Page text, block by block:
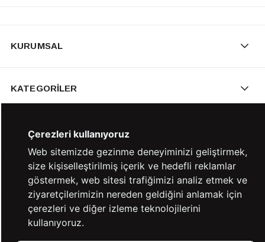
KURUMSAL
KATEGORİLER
YARDIM
BİZE ULAŞIN
HIZLI ERİŞİM
Çerezleri kullanıyoruz
Web sitemizde gezinme deneyiminizi geliştirmek,
size kişiselleştirilmiş içerik ve hedefli reklamlar
göstermek, web sitesi trafiğimizi analiz etmek ve
ziyaretçilerimizin nereden geldiğini anlamak için
çerezleri ve diğer izleme teknolojilerini
kullanıyoruz.